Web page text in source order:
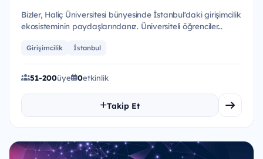
Bizler, Haliç Üniversitesi bünyesinde İstanbul'daki girişimcilik
ekosisteminin paydaşlarındanız. Üniversiteli öğrenciler...
Girişimcilik İstanbul
51-200üye 0etkinlik
Takip Et